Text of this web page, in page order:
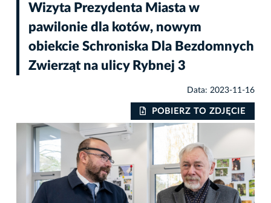
Wizyta Prezydenta Miasta w
pawilonie dla kotów, nowym
obiekcie Schroniska Dla Bezdomnych
Zwierząt na ulicy Rybnej 3
Data: 2023-11-16
POBIERZ TO ZDJĘCIE